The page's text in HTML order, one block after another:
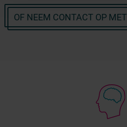
OF NEEM CONTACT OP